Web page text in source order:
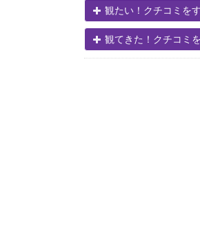
観たい！クチコミを
観てきた！クチコミ